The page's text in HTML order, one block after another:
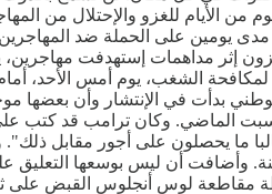
الأيام للغزو والإحتلال من
مدى يومين على الحملة ضد
إثر مداهمات إستهدفت
بدأت في الإنتشار وأن
الماضي. وكان ترامب قد
ما يحصلون على أجور مقابل
تفريق تجمعهم في وسط المدينة. وأضافت أن
لوس أنجلوس القبض على